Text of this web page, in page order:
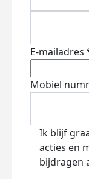
E-mailadres
Mobiel
Ik blijf
acties en
bijdragen